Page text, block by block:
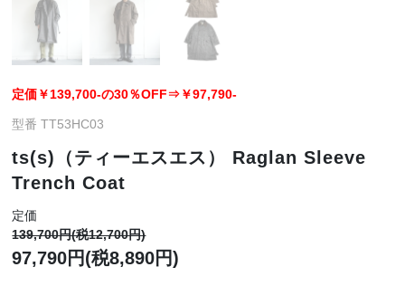
定価￥139,700-の30％OFF⇒￥97,790-
型番 TT53HC03
ts(s)（ティーエスエス） Raglan Sleeve
Trench Coat
定価
139,700円(税12,700円)
97,790円(税8,890円)